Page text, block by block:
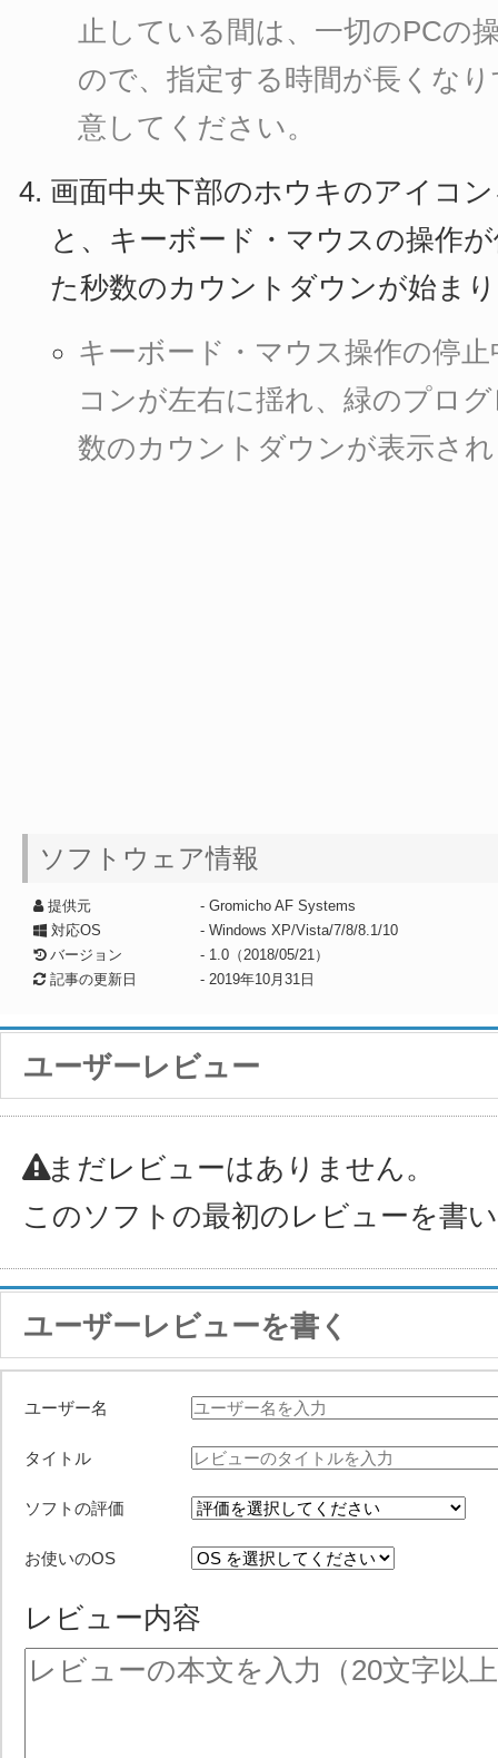
止している間は、一切のPCの
ので、指定する時間が長くな
意してください。
画面中央下部のホウキのアイコ
と、キーボード・マウスの操作
た秒数のカウントダウンが始ま
キーボード・マウス操作の停
コンが左右に揺れ、緑のプロ
数のカウントダウンが表示さ
ソフトウェア情報
提供元
- Gromicho AF Systems
対応OS
- Windows XP/Vista/7/8/8.1/10
バージョン
- 1.0（2018/05/21）
記事の更新日
- 2019年10月31日
ユーザーレビュー
まだレビューはありません。
このソフトの最初のレビューを書
ユーザーレビューを書く
ユーザー名
タイトル
ソフトの評価
お使いのOS
レビュー内容